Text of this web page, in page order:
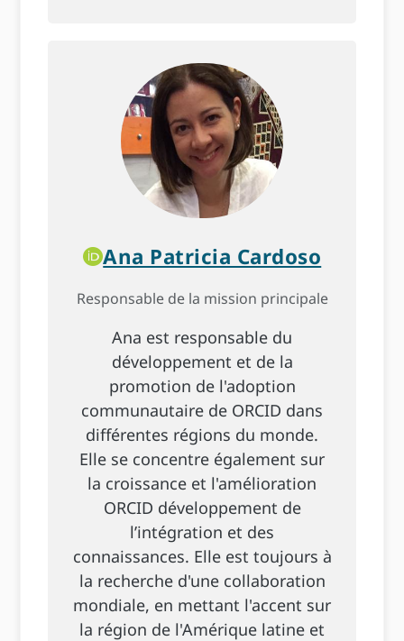
Ana Patricia Cardoso
Responsable de la mission principale
Ana est responsable du
développement et de la
promotion de l'adoption
communautaire de ORCID dans
différentes régions du monde.
Elle se concentre également sur
la croissance et l'amélioration
ORCID développement de
l’intégration et des
connaissances. Elle est toujours à
la recherche d'une collaboration
mondiale, en mettant l'accent sur
la région de l'Amérique latine et